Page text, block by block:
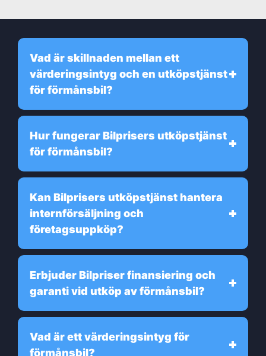
Vad är skillnaden mellan ett
värderingsintyg och en utköpstjänst
för förmånsbil?
Hur fungerar Bilprisers utköpstjänst
för förmånsbil?
Kan Bilprisers utköpstjänst hantera
internförsäljning och
företagsuppköp?
Erbjuder Bilpriser finansiering och
garanti vid utköp av förmånsbil?
Vad är ett värderingsintyg för
förmånsbil?